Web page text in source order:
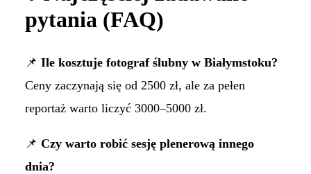
pytania (FAQ)
📌 Ile kosztuje fotograf ślubny w Białymstoku?
Ceny zaczynają się od 2500 zł, ale za pełen
reportaż warto liczyć 3000–5000 zł.
📌 Czy warto robić sesję plenerową innego
dnia?